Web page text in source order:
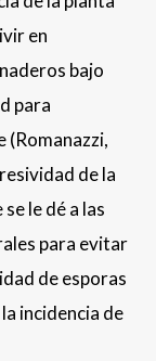
en
bajo
para
(Romanazzi,
de la
le dé a las
para evitar
de esporas
incidencia de